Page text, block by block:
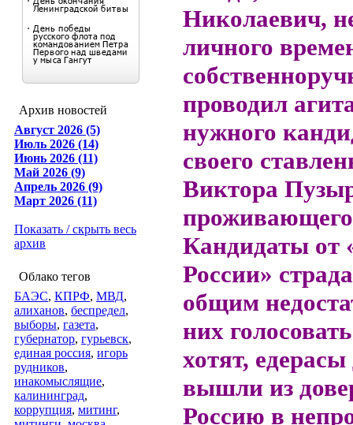
Архив новостей
Август 2026 (5)
Июль 2026 (14)
Июнь 2026 (11)
Май 2026 (9)
Апрель 2026 (9)
Март 2026 (11)
Показать / скрыть весь
архив
Облако тегов
БАЭС, КПРФ, МВД,
алиханов, беспредел,
выборы, газета,
губернатор, гурьевск,
единая россия, игорь
рудников,
инакомыслящие,
калининград,
коррупция, митинг,
Николаевич,
личного
проводил
нужного
своего
Виктора
проживающего
Кандидаты от
России»
общим
них
хотят,
вышли из
Россию в